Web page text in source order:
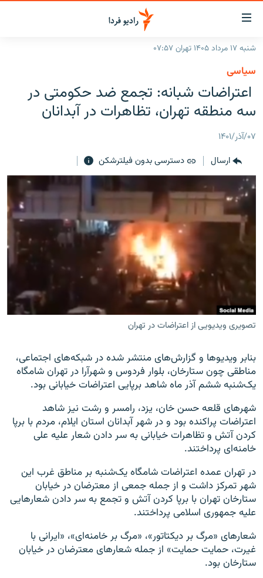
لینک‌های
قابلیت
دسترسی
بازگشت
اصلی
رفتن
صفحه
جستجو
ایران
جهان
برنامه‌های رادیویی
فرکانس‌ها
پادکست
چندرسانه‌ای
گزارش‌های تصویری
گزارش‌های ویدئویی
زنان فردا
English
زبان‌های دیگر
شنبه ۱۷ مرداد ۱۴۰۵ تهران ۰۷:۵۷
سیاسی
اعتراضات شبانه: تجمع ضد حکومتی در
سه منطقه تهران، تظاهرات در آبدانان
۰۷/آذر/۱۴۰۱
ارسال
دسترسی بدون فیلترشکن
تصویری ویدیویی از اعتراضات در تهران
بنابر ویدیوها و گزارش‌های منتشر شده در شبکه‌های اجتماعی،
مناطقی چون ستارخان، بلوار فردوس و شهرآرا در تهران شامگاه
یک‌شنبه ششم آذر ماه شاهد برپایی اعتراضات خیابانی بود.
شهرهای قلعه حسن خان، یزد، رامسر و رشت نیز شاهد
اعتراضات پراکنده بود و در شهر آبدانان استان ایلام، مردم با برپا
کردن آتش و تظاهرات خیابانی به سر دادن شعار علیه علی
خامنه‌ای پرداختند.
در تهران عمده اعتراضات شامگاه یک‌شنبه بر مناطق غرب این
شهر تمرکز داشت و از جمله جمعی از معترضان در خیابان
ستارخان تهران با برپا کردن آتش و تجمع به سر دادن شعارهایی
علیه جمهوری اسلامی پرداختند.
شعارهای «مرگ بر دیکتاتور»، «مرگ بر خامنه‌ای»، «ایرانی با
غیرت، حمایت حمایت» از جمله شعارهای معترضان در خیابان
ستارخان بود.